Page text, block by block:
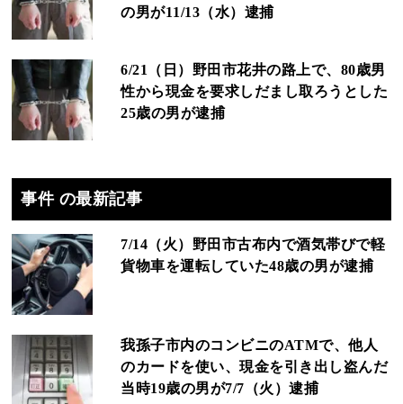
の男が11/13（水）逮捕
6/21（日）野田市花井の路上で、80歳男
性から現金を要求しだまし取ろうとした
25歳の男が逮捕
事件 の最新記事
7/14（火）野田市古布内で酒気帯びで軽
貨物車を運転していた48歳の男が逮捕
我孫子市内のコンビニのATMで、他人
のカードを使い、現金を引き出し盗んだ
当時19歳の男が7/7（火）逮捕